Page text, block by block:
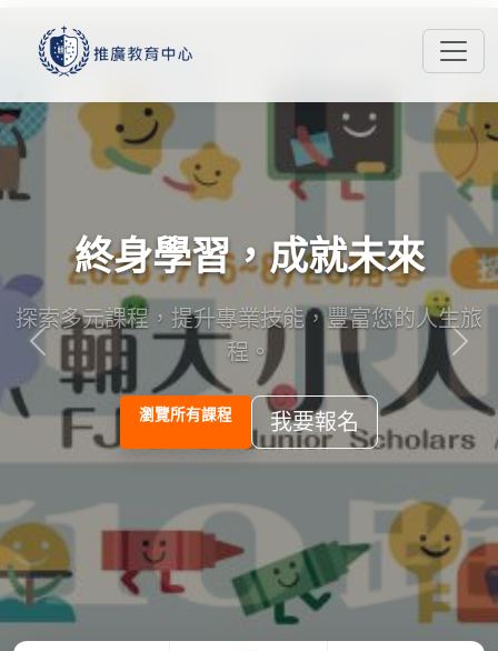
Previous Next
終身學習，成就未來
探索多元課程，提升專業技能，豐富您的人生旅
程。
瀏覽所有課程 我要報名